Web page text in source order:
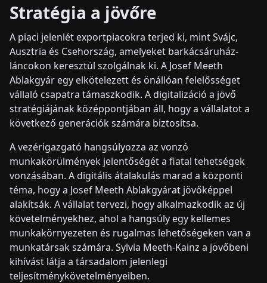
Stratégia a jövőre
A piaci jelenlét exportpiacokra terjed ki, mint Svájc,
Ausztria és Csehország, amelyeket barkácsáruház-
láncokon keresztül szolgálnak ki. A Josef Meeth
Ablakgyár egy elkötelezett és önállóan felelősséget
vállaló csapatra támaszkodik. A digitalizáció a jövő
stratégiájának középpontjában áll, hogy a vállalatot a
következő generációk számára biztosítsa.
A vezérigazgató hangsúlyozza az vonzó
munkakörülmények jelentőségét a fiatal tehetségek
vonzásában. A digitális átalakulás marad a központi
téma, hogy a Josef Meeth Ablakgyárat jövőképpel
alakítsák. A vállalat tervezi, hogy alkalmazkodik az új
követelményekhez, ahol a hangsúly egy kellemes
munkakörnyezeten és rugalmas lehetőségeken van a
munkatársak számára. Sylvia Meeth-Kainz a jövőbeni
kihívást látja a társadalom jelenlegi
teljesítménykövetelményeiben.